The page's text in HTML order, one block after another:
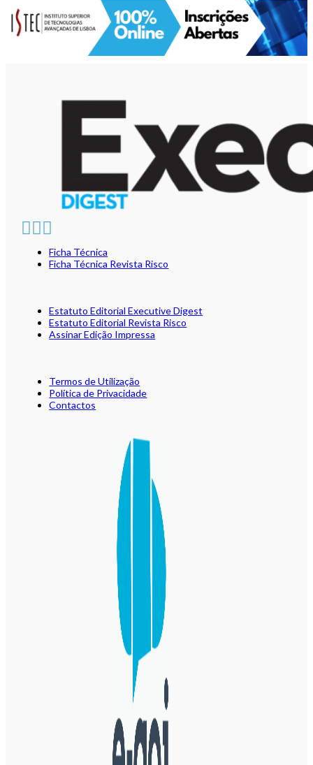
Ficha Técnica
Ficha Técnica Revista Risco
Estatuto Editorial Executive Digest
Estatuto Editorial Revista Risco
Assinar Edição Impressa
Termos de Utilização
Política de Privacidade
Contactos